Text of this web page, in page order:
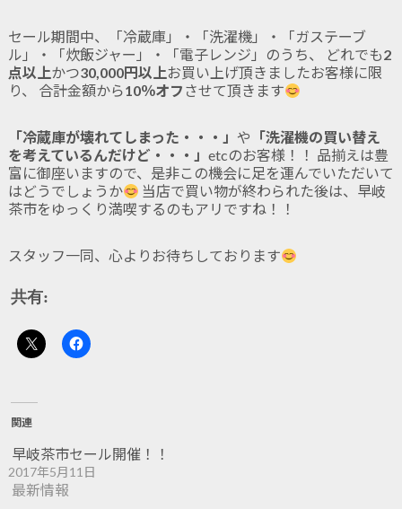
セール期間中、「冷蔵庫」・「洗濯機」・「ガステーブ
ル」・「炊飯ジャー」・「電子レンジ」のうち、 どれでも2
点以上かつ30,000円以上お買い上げ頂きましたお客様に限
り、 合計金額から10％オフ させて頂きます
「冷蔵庫が壊れてしまった・・・」 や
「洗濯機の買い替え
を考えているんだけど・・・」 etcのお客様！！ 品揃えは豊
富に御座いますので、是非この機会に足を運んでいただいて
はどうでしょうか
当店で買い物が終わられた後は、早岐
茶市をゆっくり満喫するのもアリですね！！
スタッフ一同、心よりお待ちしております
共有:
関連
早岐茶市セール開催！！
2017年5月11日
最新情報